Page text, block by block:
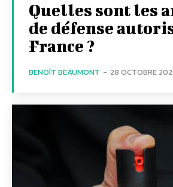
Quelles sont les
de défense
France ?
BENOÎT BEAUMONT - 28 OCTOBRE